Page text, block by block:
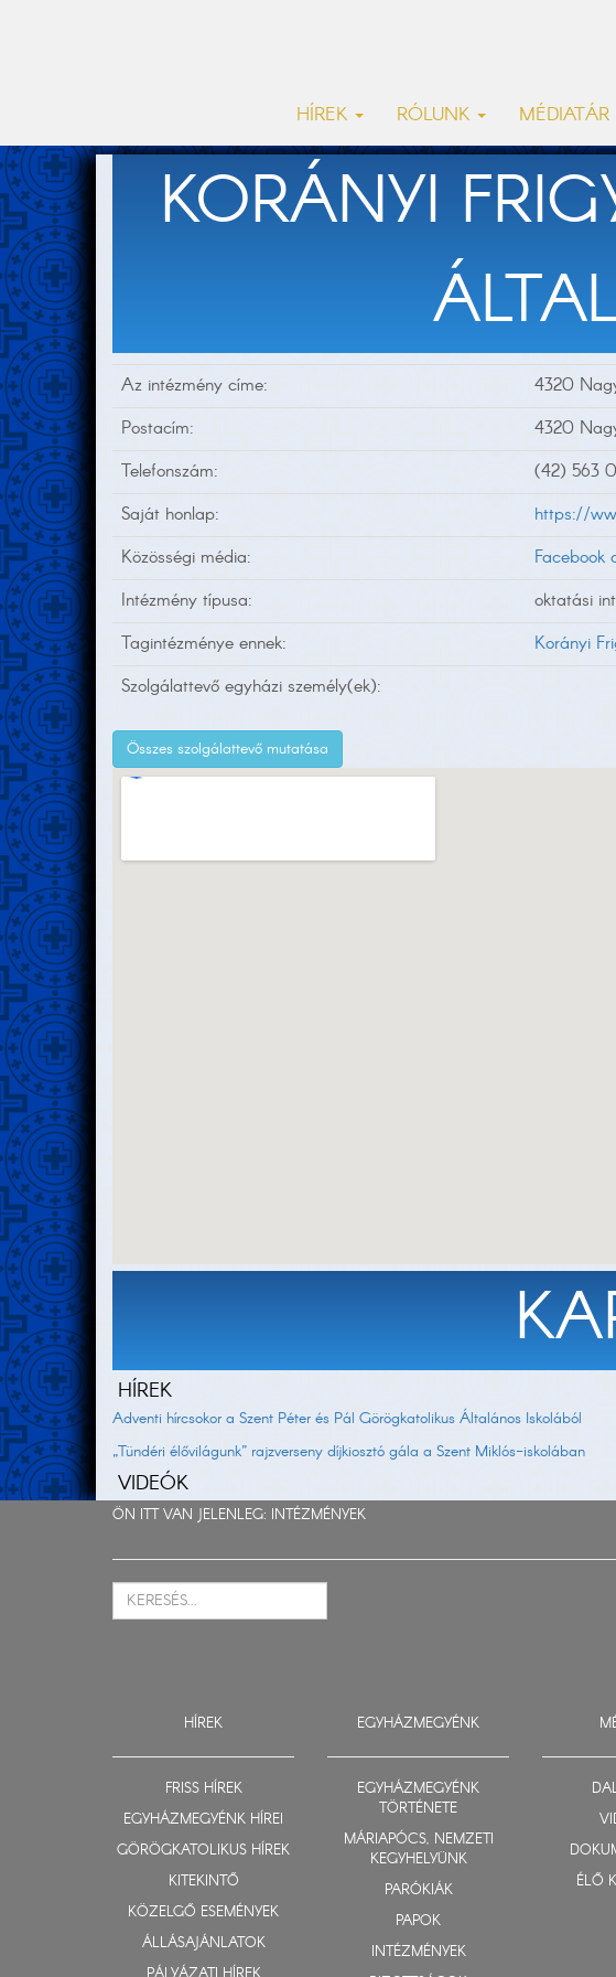
HÍREK RÓLUNK MÉDIATÁR
KORÁNYI
Az intézmény címe:
4320
Postacím:
4320
Telefonszám:
(42) 563
Saját honlap:
https://
Közösségi média:
Facebook
Intézmény típusa:
oktatási
Tagintézménye ennek:
Korányi
Szolgálattevő egyházi személy(ek):
Összes szolgálattevő mutatása
HÍREK
Adventi hírcsokor a Szent Péter és Pál Görögkatolikus Általános Iskolából
„Tündéri élővilágunk” rajzverseny díjkiosztó gála a Szent Miklós-iskolában
VIDEÓK
ÖN ITT VAN JELENLEG: INTÉZMÉNYEK
HÍREK
FRISS HÍREK
EGYHÁZMEGYÉNK HÍREI
GÖRÖGKATOLIKUS HÍREK
KITEKINTŐ
KÖZELGŐ ESEMÉNYEK
ÁLLÁSAJÁNLATOK
EGYHÁZMEGYÉNK
EGYHÁZMEGYÉNK
TÖRTÉNETE
MÁRIAPÓCS, NEMZETI
KEGYHELYÜNK
PARÓKIÁK
PAPOK
INTÉZMÉNYEK
ÉLŐ